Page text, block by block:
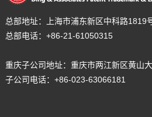
总部地址：
上海市浦东新区中科路1819
总部电话： +86-21-61050315
重庆子公司地址：重庆市两江新区黄山
子公司电话：+86-023-63066181